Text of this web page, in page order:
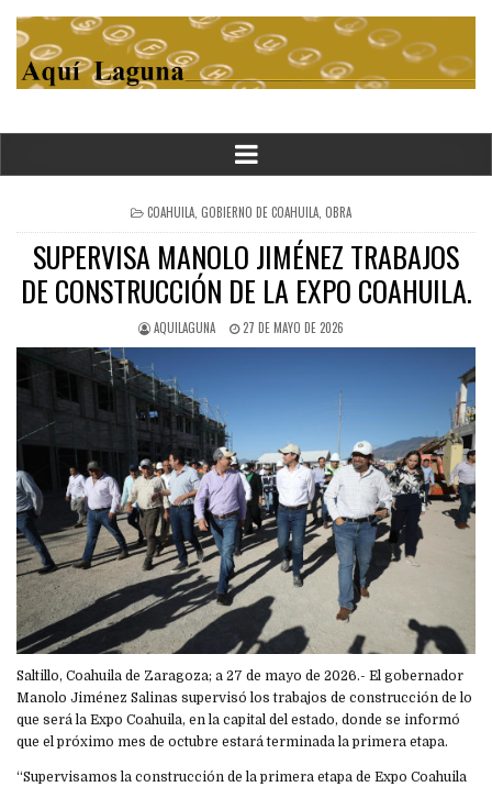
POSTED
IN
COAHUILA, GOBIERNO DE COAHUILA, OBRA
SUPERVISA MANOLO JIMÉNEZ TRABAJOS
DE CONSTRUCCIÓN DE LA EXPO COAHUILA.
AQUILAGUNA 27 DE MAYO DE 2026
Saltillo, Coahuila de Zaragoza; a 27 de mayo de 2026.- El gobernador
Manolo Jiménez Salinas supervisó los trabajos de construcción de lo
que será la Expo Coahuila, en la capital del estado, donde se informó
que el próximo mes de octubre estará terminada la primera etapa.
“Supervisamos la construcción de la primera etapa de Expo Coahuila